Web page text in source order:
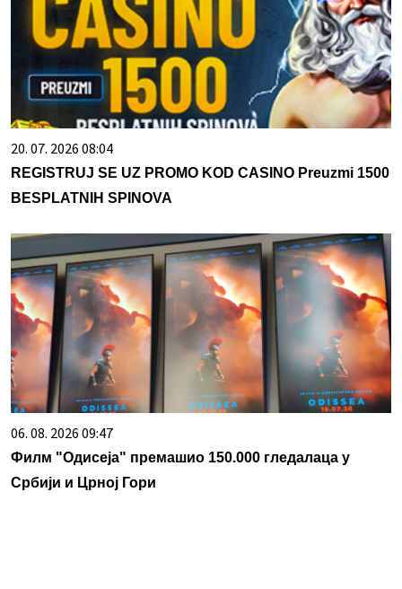
20. 07. 2026 08:04
REGISTRUJ SE UZ PROMO KOD CASINO Preuzmi 1500
BESPLATNIH SPINOVA
06. 08. 2026 09:47
Филм "Одисеја" премашио 150.000 гледалаца у
Србији и Црној Гори